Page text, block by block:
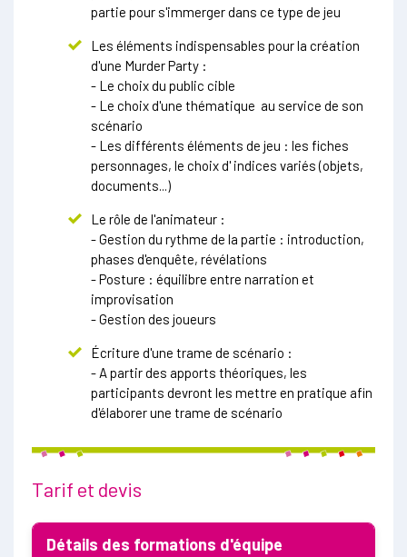
partie pour s'immerger dans ce type de jeu
Les éléments indispensables pour la création
d'une Murder Party :
- Le choix du public cible
- Le choix d'une thématique au service de son
scénario
- Les différents éléments de jeu : les fiches
personnages, le choix d' indices variés (objets,
documents...)
Le rôle de l'animateur :
- Gestion du rythme de la partie : introduction,
phases d'enquête, révélations
- Posture : équilibre entre narration et
improvisation
- Gestion des joueurs
Écriture d'une trame de scénario :
- A partir des apports théoriques, les
participants devront les mettre en pratique afin
d'élaborer une trame de scénario
Tarif et devis
Détails des formations d'équipe